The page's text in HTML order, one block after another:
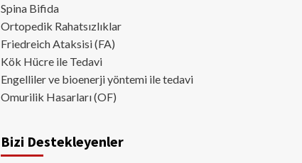
Spina Bifida
Ortopedik Rahatsızlıklar
Friedreich Ataksisi (FA)
Kök Hücre ile Tedavi
Engelliler ve bioenerji yöntemi ile tedavi
Omurilik Hasarları (OF)
Bizi Destekleyenler